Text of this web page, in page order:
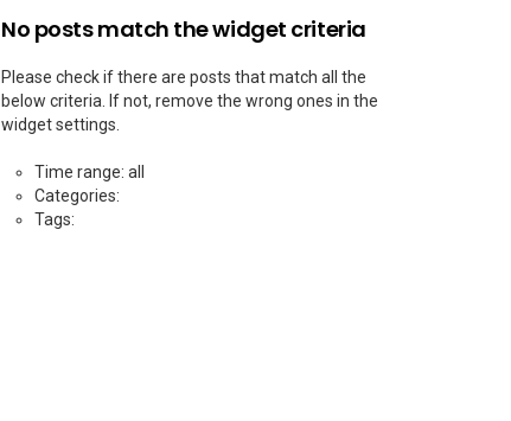
No posts match the widget criteria
Please check if there are posts that match all the
below criteria. If not, remove the wrong ones in the
widget settings.
Time range: all
Categories:
Tags: